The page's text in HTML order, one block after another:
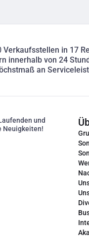
Verkaufsstellen in 17
innerhalb von 24
an
und
Neuigkeiten!